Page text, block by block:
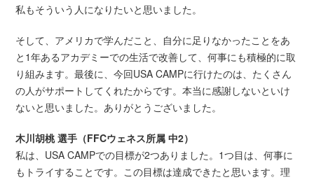
私もそういう人になりたいと思いました。
そして、アメリカで学んだこと、自分に足りなかったことをあ
と1年あるアカデミーでの生活で改善して、何事にも積極的に取
り組みます。最後に、今回USA CAMPに行けたのは、たくさん
の人がサポートしてくれたからです。本当に感謝しないといけ
ないと思いました。ありがとうございました。
木川胡桃 選手（FFCウェネス所属 中2）
私は、USA CAMPでの目標が2つありました。1つ目は、何事に
もトライすることです。この目標は達成できたと思います。理